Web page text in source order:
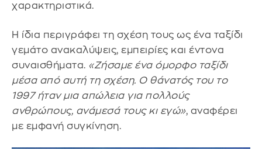
χαρακτηριστικά.
Η ίδια περιγράφει τη σχέση τους ως ένα ταξίδι
γεμάτο ανακαλύψεις, εμπειρίες και έντονα
συναισθήματα. «Ζήσαμε ένα όμορφο ταξίδι
μέσα από αυτή τη σχέση. Ο θάνατός του το
1997 ήταν μια απώλεια για πολλούς
ανθρώπους, ανάμεσά τους κι εγώ», αναφέρει
με εμφανή συγκίνηση.